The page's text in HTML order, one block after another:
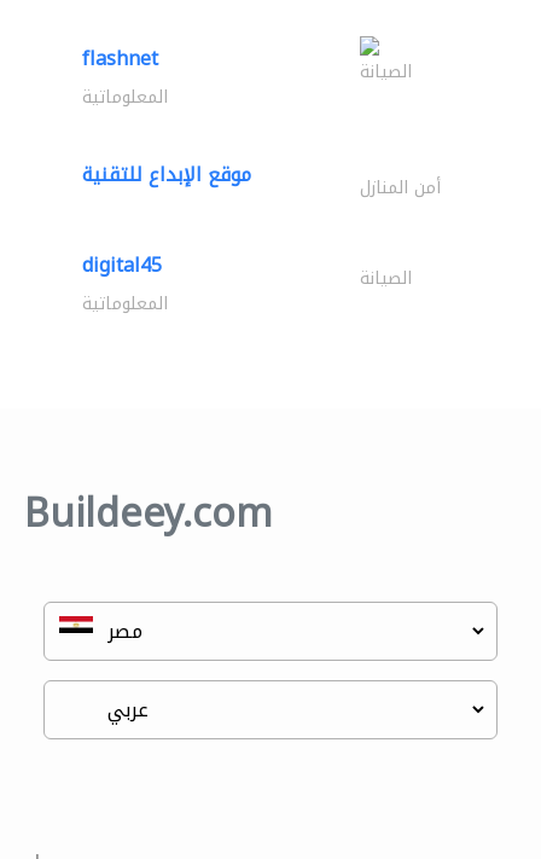
flashnet الصيانة
المعلوماتية
موقع الإبداع للتقنية أمن المنازل
digital45 الصيانة
المعلوماتية
Buildeey.com